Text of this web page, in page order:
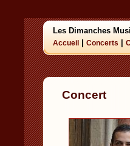
Les Dimanches
Accueil Concerts
Concert